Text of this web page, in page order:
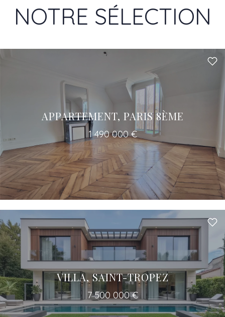
NOTRE SÉLECTION
APPARTEMENT, PARIS 8ÈME
1 490 000 €
VILLA, SAINT-TROPEZ
7 500 000 €